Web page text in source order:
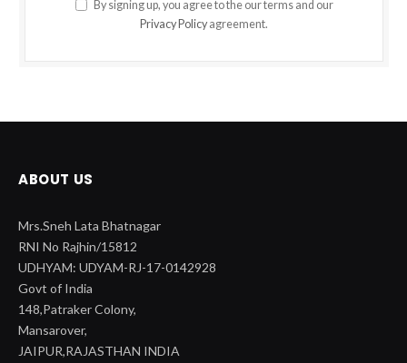
By signing up, you agree to the our terms and our
Privacy Policy agreement.
ABOUT US
Mrs.Sneh Lata Bhatnagar
RNI No Rajhin/15812
UDHYAM: UDYAM-RJ-17-0142928
Govt of India
148,Patraker Colony,
Mansarover,
JAIPUR,RAJASTHAN INDIA